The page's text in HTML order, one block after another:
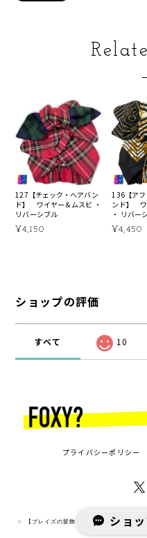
127【チェック・ヘアバン
ド】 ワイヤー＆ムスビ ・
リバーシブル
¥4,150
136【ア
ンド】 ワ
・ リバー
¥4,450
ショップの評価
すべて 10
プライバシーポリシー
© 【ブレイズの髪飾り／アフリカ布のヘ
ショ